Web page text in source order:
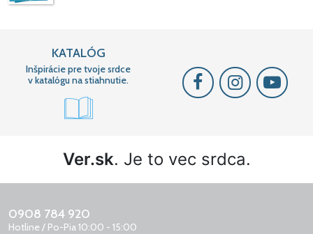
KATALÓG
Inšpirácie pre tvoje srdce
v katalógu na stiahnutie.
Ver.sk. Je to vec srdca.
0908 784 920
Hotline / Po-Pia 10:00 - 15:00